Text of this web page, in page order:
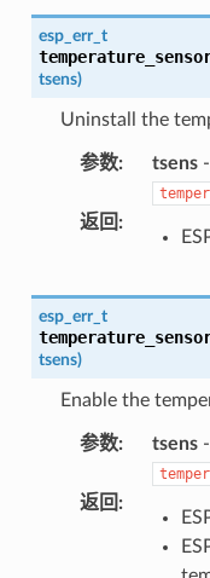
esp_err_t
tsens)
Uninstall the
参数: tsens
返回 :
esp_err_t
tsens)
Enable the
参数: tsens
返回 :